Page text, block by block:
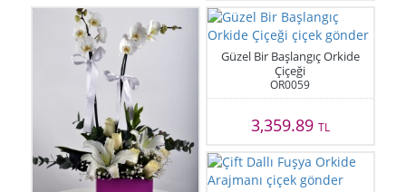
Güzel Bir Başlangıç Orkide
Çiçeği
OR0059
3,359.89 TL